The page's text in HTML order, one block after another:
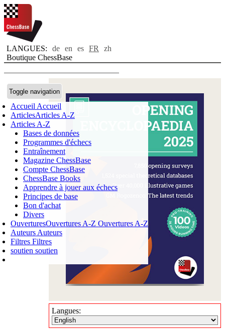
LANGUES: de en es FR
zh
Boutique ChessBase
Toggle navigation
Accueil Accueil
ArticlesArticles A-Z
Articles A-Z
Bases de données
Programmes d'échecs
Entraînement
Magazine ChessBase
Compte ChessBase
ChessBase Books
Apprendre à jouer aux échecs
Principes de base
Bon d'achat
Divers
OuverturesOuvertures A-Z Ouvertures A-Z
Auteurs Auteurs
Filtres Filtres
soutien soutien
Login
PANIER D'ACHATS
0ARTICLE
✔
Langues: